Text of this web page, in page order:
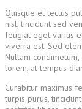
Quisque et lectus
nisl, tincidunt sed
feugiat eget varius
viverra est. Sed
Nullam
lorem, at tempus
Curabitur maximus
turpis purus,